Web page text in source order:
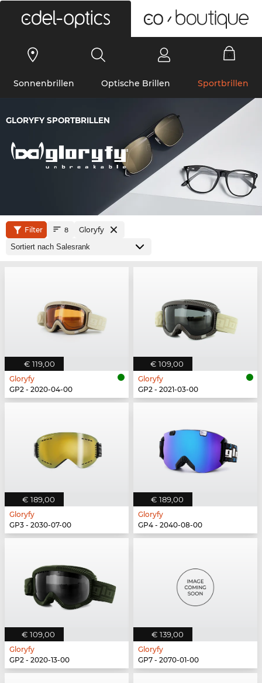
Sonnenbrillen Optische Brillen Sportbrillen
GLORYFY SPORTBRILLEN
Filter 8 Gloryfy
€ 119,00
Gloryfy
GP2 - 2020-04-00
€ 109,00
Gloryfy
GP2 - 2021-03-00
€ 189,00
Gloryfy
GP3 - 2030-07-00
€ 189,00
Gloryfy
GP4 - 2040-08-00
€ 109,00
Gloryfy
GP2 - 2020-13-00
€ 139,00
Gloryfy
GP7 - 2070-01-00